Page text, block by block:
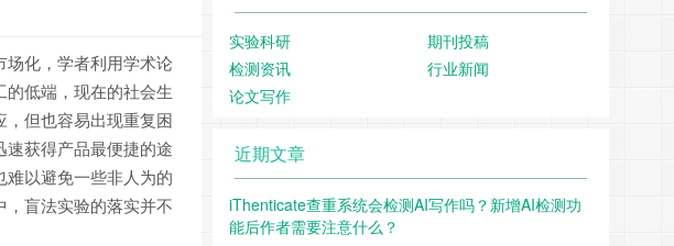
化，学者利用学术论
低端，现在的社会生
但也容易出现重复困
获得产品最便捷的途
以避免一些非人为的
盲法实验的落实并不
实验科研
期刊投稿
检测资讯
行业新闻
论文写作
近期文章
iThenticate查重系统会检测AI写作吗？新增AI检测功
能后作者需要注意什么？